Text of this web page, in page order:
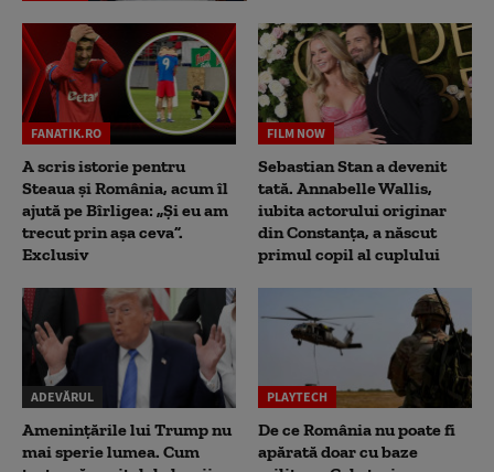
FANATIK.RO
A scris istorie pentru
Steaua și România, acum îl
ajută pe Bîrligea: „Și eu am
trecut prin așa ceva”.
Exclusiv
FILM NOW
Sebastian Stan a devenit
tată. Annabelle Wallis,
iubita actorului originar
din Constanța, a născut
primul copil al cuplului
ADEVĂRUL
Amenințările lui Trump nu
mai sperie lumea. Cum
PLAYTECH
De ce România nu poate fi
apărată doar cu baze